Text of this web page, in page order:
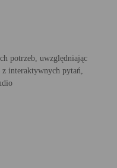
potrzeb, uwzględniając
z interaktywnych pytań,